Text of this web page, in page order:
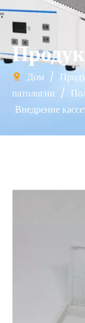
Дом /
патологии /
Внедрение